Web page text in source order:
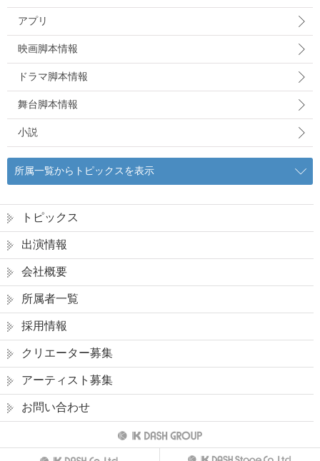
アプリ
映画脚本情報
ドラマ脚本情報
舞台脚本情報
小説
所属一覧からトピックスを表示
トピックス
出演情報
会社概要
所属者一覧
採用情報
クリエーター募集
アーティスト募集
お問い合わせ